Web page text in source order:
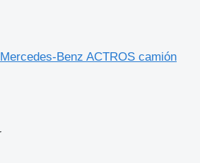
Benz ACTROS camión